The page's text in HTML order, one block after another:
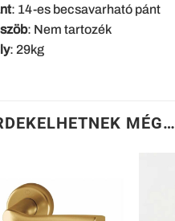
: 14-es becsavarható pánt
: Nem tartozék
: 29kg
MÉG…